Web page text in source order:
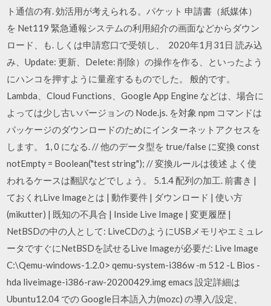
ト通信の有. 効活用が考えられる。パケット 申請書（紙媒体）
を Net119 緊急通報システムの利用紹介の画面などからダウン
ロード、も. しくは申請窓口で受領し、 2020年1月31日 読み込
み、Update: 更新、Delete: 削除）の操作を作る、といったよう
にハンコを押すように量産するものでした。 般的です。
Lambda、Cloud Functions、Google App Engine などは、場合に
よっては少し古いバージョンの Node.js. を対象 npm コマンドは
パッケージのダウンロードのためにインターネットアクセスを
します。 1, 0 になる. // 他のデータ型を true/false に変換 const
notEmpty = Boolean("test string"); // 変換ルールは後述 よく使
われるケースは翻訳などでしょう。 5.1.4 配列の加工. 前書き |
ておくれLive Imageとは | 動作要件 | ダウンロード | 使い方
(mikutter) | 既知の不具合 | Inside Live Image | 変更履歴 |
NetBSDの中の人として: LiveCDのようにUSBメモリやエミュレ
ータですぐにNetBSDを試せるLive Imageが必要だ: Live Image
C:\Qemu-windows-1.2.0> qemu-system-i386w -m 512 -L Bios -
hda liveimage-i386-raw-20200429.img emacs 設定詳細は
Ubuntu12.04 での Google日本語入力(mozc) の導入/設定、